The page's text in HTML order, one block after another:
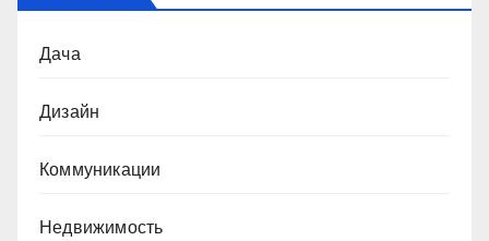
Дача
Дизайн
Коммуникации
Недвижимость